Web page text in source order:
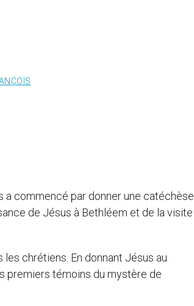
a commencé par donner une catéchèse
de Jésus à Bethléem et de la visite
chrétiens. En donnant Jésus au
premiers témoins du mystère de